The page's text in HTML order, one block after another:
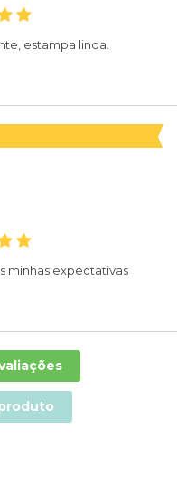
estampa linda.
minhas expectativas